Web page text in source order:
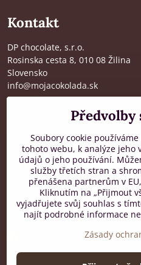
Kontakt
DP chocolate, s.r.o.
Rosinska cesta 8, 010 08 Žilina
Slovensko
info@mojacokolada.sk
Kde nás najdete
Zákaznická podpora
od 8:00 do 16:00, PO-PÁ
+421 917 436 795
Soubory cookie
tohoto webu, k analýze jeho
údajů o jeho používání.
služby třetích stran a
přenášena partnerům v
Kliknutím na „Přijmout
vyjadřujete svůj souhlas s
najít podrobné informace
Zásady